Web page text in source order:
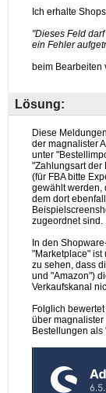
Lösung: